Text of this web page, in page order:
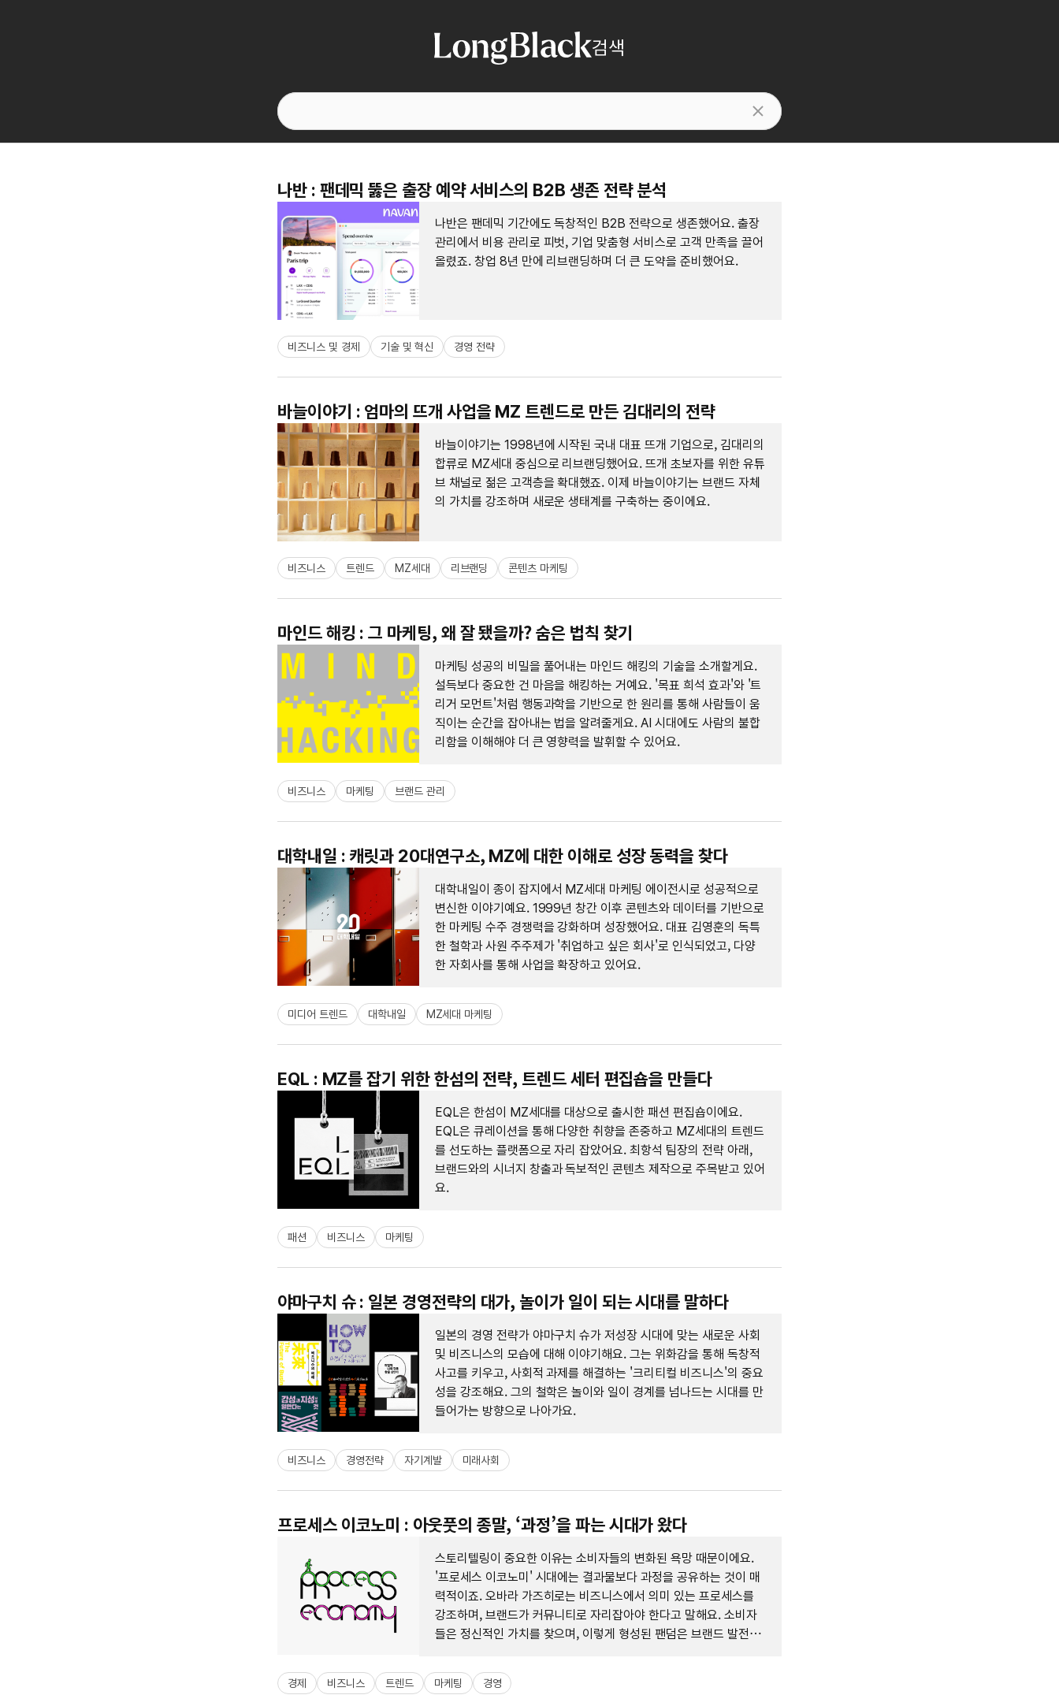
검색
나반 : 팬데믹 뚫은 출장 예약 서비스의 B2B 생존 전략 분석
나반은 팬데믹 기간에도 독창적인 B2B 전략으로 생존했어요. 출장
관리에서 비용 관리로 피벗, 기업 맞춤형 서비스로 고객 만족을 끌어
올렸죠. 창업 8년 만에 리브랜딩하며 더 큰 도약을 준비했어요.
비즈니스 및 경제 기술 및 혁신 경영 전략
바늘이야기 : 엄마의 뜨개 사업을 MZ 트렌드로 만든 김대리의 전략
바늘이야기는 1998년에 시작된 국내 대표 뜨개 기업으로, 김대리의
합류로 MZ세대 중심으로 리브랜딩했어요. 뜨개 초보자를 위한 유튜
브 채널로 젊은 고객층을 확대했죠. 이제 바늘이야기는 브랜드 자체
의 가치를 강조하며 새로운 생태계를 구축하는 중이에요.
비즈니스 트렌드 MZ세대 리브랜딩 콘텐츠 마케팅
마인드 해킹 : 그 마케팅, 왜 잘 됐을까? 숨은 법칙 찾기
마케팅 성공의 비밀을 풀어내는 마인드 해킹의 기술을 소개할게요.
설득보다 중요한 건 마음을 해킹하는 거예요. '목표 희석 효과'와 '트
리거 모먼트'처럼 행동과학을 기반으로 한 원리를 통해 사람들이 움
직이는 순간을 잡아내는 법을 알려줄게요. AI 시대에도 사람의 불합
리함을 이해해야 더 큰 영향력을 발휘할 수 있어요.
비즈니스 마케팅 브랜드 관리
대학내일 : 캐릿과 20대연구소, MZ에 대한 이해로 성장 동력을 찾다
대학내일이 종이 잡지에서 MZ세대 마케팅 에이전시로 성공적으로
변신한 이야기예요. 1999년 창간 이후 콘텐츠와 데이터를 기반으로
한 마케팅 수주 경쟁력을 강화하며 성장했어요. 대표 김영훈의 독특
한 철학과 사원 주주제가 '취업하고 싶은 회사'로 인식되었고, 다양
한 자회사를 통해 사업을 확장하고 있어요.
미디어 트렌드 대학내일 MZ세대 마케팅
EQL : MZ를 잡기 위한 한섬의 전략, 트렌드 세터 편집숍을 만들다
EQL은 한섬이 MZ세대를 대상으로 출시한 패션 편집숍이에요.
EQL은 큐레이션을 통해 다양한 취향을 존중하고 MZ세대의 트렌드
를 선도하는 플랫폼으로 자리 잡았어요. 최항석 팀장의 전략 아래,
브랜드와의 시너지 창출과 독보적인 콘텐츠 제작으로 주목받고 있어
요.
패션 비즈니스 마케팅
야마구치 슈 : 일본 경영전략의 대가, 놀이가 일이 되는 시대를 말하다
일본의 경영 전략가 야마구치 슈가 저성장 시대에 맞는 새로운 사회
및 비즈니스의 모습에 대해 이야기해요. 그는 위화감을 통해 독창적
사고를 키우고, 사회적 과제를 해결하는 '크리티컬 비즈니스'의 중요
성을 강조해요. 그의 철학은 놀이와 일이 경계를 넘나드는 시대를 만
들어가는 방향으로 나아가요.
비즈니스 경영전략 자기계발 미래사회
프로세스 이코노미 : 아웃풋의 종말, ‘과정’을 파는 시대가 왔다
스토리텔링이 중요한 이유는 소비자들의 변화된 욕망 때문이에요.
'프로세스 이코노미' 시대에는 결과물보다 과정을 공유하는 것이 매
력적이죠. 오바라 가즈히로는 비즈니스에서 의미 있는 프로세스를
강조하며, 브랜드가 커뮤니티로 자리잡아야 한다고 말해요. 소비자
들은 정신적인 가치를 찾으며, 이렇게 형성된 팬덤은 브랜드 발전의
것이 중요하답니다.
경제 비즈니스 트렌드 마케팅 경영